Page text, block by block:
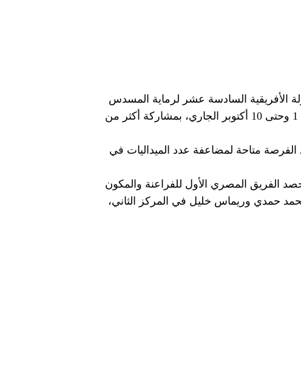
من منافسات البطولة الأفريقية السادسة عشر لرماية المسدس
والبندقية، المقامة بمدينة مصر الدولية للألعاب الأولمبية بالعاصمة الإدارية الجديدة في الفترة من 1 وحتى 10 أكتوبر الجاري، بمشاركة أكثر من
و4 فضيات وبرونزيتين، ولا تزال الفرصة متاحة لمضاعفة عدد الميداليات في
جديدتين اليوم، حيث حصد الفريق المصري الأول للفراعنة والمكون
حمدي وريماس خليل في المركز الثاني،